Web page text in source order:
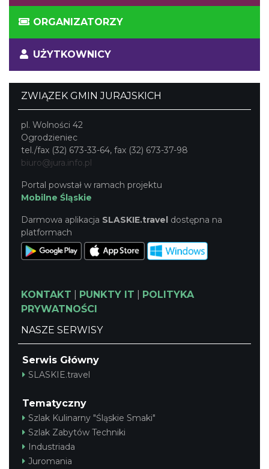
ORGANIZATORZY
UŻYTKOWNICY
ZWIĄZEK GMIN JURAJSKICH
pl. Wolności 42
Ogrodzieniec
tel./fax (32) 673-33-64, fax (32) 673-37-98
biuro@jura.info.pl
Portal powstał w ramach projektu
Mobilne Śląskie
Darmowa aplikacja SLASKIE.travel dostępna na
platformach
KONTAKT PUNKTY IT
POLITYKA
PRYWATNOŚCI
NASZE SERWISY
Serwis Główny
SLASKIE.travel
Tematyczny
Szlak Kulinarny "Śląskie Smaki"
Szlak Zabytów Techniki
Industriada
Juromania